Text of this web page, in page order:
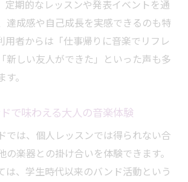
定期的なレッスンや発表イベントを通
達成感や自己成長を実感できるのも特
用者からは「仕事帰りに音楽でリフレ
新しい友人ができた」といった声も多
。
で味わえる大人の音楽体験
では、個人レッスンでは得られない合
の楽器との掛け合いを体験できます。
は、学生時代以来のバンド活動という